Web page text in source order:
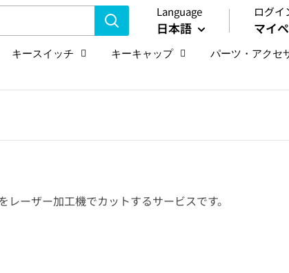
Language
日本語
ログイ
マイ
キースイッチ キーキャップ パーツ・アクセ
ーザー加工機でカットするサービスです。